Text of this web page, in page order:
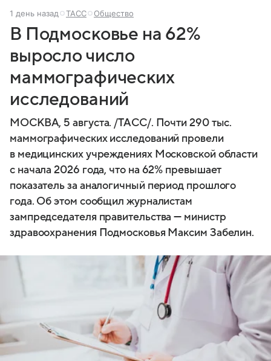
1 день назад ТАСС Общество
В Подмосковье на 62%
выросло число
маммографических
исследований
МОСКВА, 5 августа. /ТАСС/. Почти 290 тыс.
маммографических исследований провели
в медицинских учреждениях Московской области
с начала 2026 года, что на 62% превышает
показатель за аналогичный период прошлого
года. Об этом сообщил журналистам
зампредседателя правительства — министр
здравоохранения Подмосковья Максим Забелин.